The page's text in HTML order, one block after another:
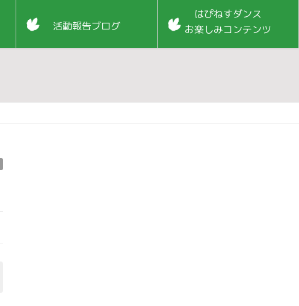
活動報告ブログ
はぴねすダンス
お楽しみコンテンツ